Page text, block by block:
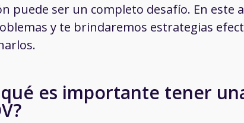
puede ser un completo desafío. En este
y te brindaremos estrategias
es importante tener